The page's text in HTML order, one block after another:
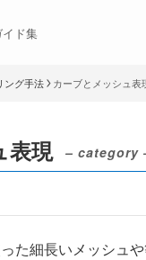
ド集
ング手法 カーブとメッシュ表
表現 – category
た細長いメッシュ